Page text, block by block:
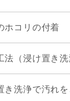
ホコリの付着
法（浸け置き
き洗浄で汚れ